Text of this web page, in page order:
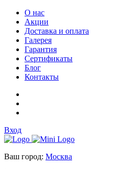
О нас
Акции
Доставка и оплата
Галерея
Гарантия
Сертификаты
Блог
Контакты
Вход
Ваш город: Москва